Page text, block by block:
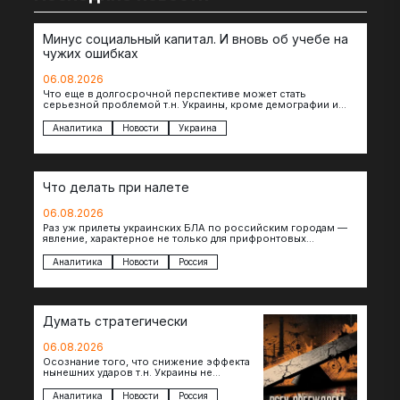
Минус социальный капитал. И вновь об учебе на
чужих ошибках
06.08.2026
Что еще в долгосрочной перспективе может стать
серьезной проблемой т.н. Украины, кроме демографии и
которых будет…
Аналитика Новости Украина
Что делать при налете
06.08.2026
Раз уж прилеты украинских БЛА по российским городам —
явление, характерное не только для прифронтовых
Аналитика Новости Россия
Думать стратегически
06.08.2026
Осознание того, что снижение эффекта
нынешних ударов т.н. Украины не
возможностей — повод задаться
Аналитика Новости Россия